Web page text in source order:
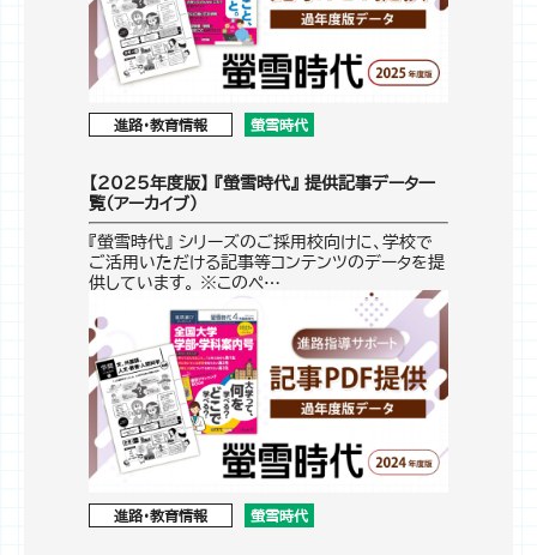
進路・教育情報 螢雪時代
【2025年度版】 『螢雪時代』 提供記事データ一
覧（アーカイブ）
『螢雪時代』 シリーズのご採用校向けに、学校で
ご活用いただける記事等コンテンツのデータを提
供しています。 ※このペ…
進路・教育情報 螢雪時代